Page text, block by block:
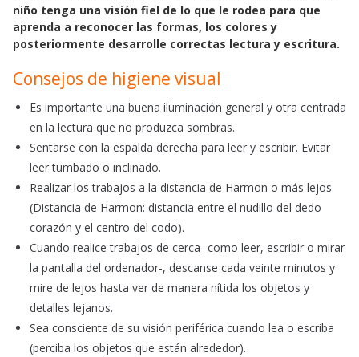
e
b
o
t
s
p
i
l
niño tenga una visión fiel de lo que le rodea para que
aprenda a reconocer las formas, los colores y
posteriormente desarrolle correctas lectura y escritura.
Consejos de higiene visual
Es importante una buena iluminación general y otra centrada
en la lectura que no produzca sombras.
Sentarse con la espalda derecha para leer y escribir. Evitar
leer tumbado o inclinado.
Realizar los trabajos a la distancia de Harmon o más lejos
(Distancia de Harmon: distancia entre el nudillo del dedo
corazón y el centro del codo).
Cuando realice trabajos de cerca -como leer, escribir o mirar
la pantalla del ordenador-, descanse cada veinte minutos y
mire de lejos hasta ver de manera nítida los objetos y
detalles lejanos.
Sea consciente de su visión periférica cuando lea o escriba
(perciba los objetos que están alrededor).